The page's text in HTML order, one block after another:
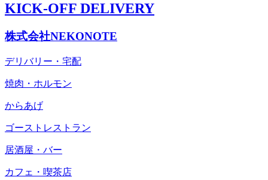
KICK-OFF DELIVERY
株式会社NEKONOTE
デリバリー・宅配
焼肉・ホルモン
からあげ
ゴーストレストラン
居酒屋・バー
カフェ・喫茶店